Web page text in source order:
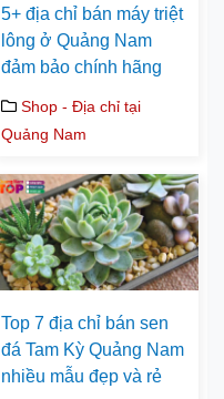
5+ địa chỉ bán máy triệt
lông ở Quảng Nam
đảm bảo chính hãng
Shop - Địa chỉ tại
Quảng Nam
Top 7 địa chỉ bán sen
đá Tam Kỳ Quảng Nam
nhiều mẫu đẹp và rẻ